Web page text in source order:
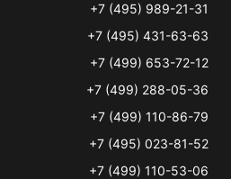
+7 (495) 989-21-31
+7 (495) 431-63-63
+7 (499) 653-72-12
+7 (499) 288-05-36
+7 (499) 110-86-79
+7 (495) 023-81-52
+7 (499) 110-53-06